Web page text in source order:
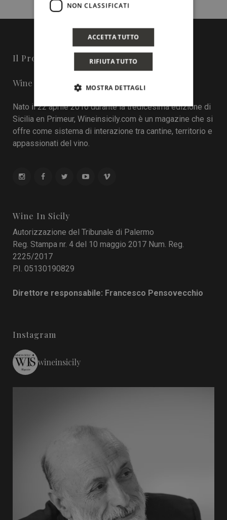
Il Progetto
Wine in Sicily - Online Magazine
Nato il 22 aprile 2016 durante la tredicesima edizione di
Sicilia en Primeur, Wineinsicily.com è un magazine che si
offre come sistema di interazione tra cantine, territorio e
appassionati del vino.
Wine In Sicily
Autorizzazione del Tribunale di Palermo
Reg. Stampa nr. 4 del 10 maggio 2017 Num. Reg.
2225/2017
P.I. 05130190829
Direttore responsabile: Francesco Pensovecchio
Instagram
wineinsicily
NON CLASSIFICATI
ACCETTA TUTTO
RIFIUTA TUTTO
MOSTRA DETTAGLI